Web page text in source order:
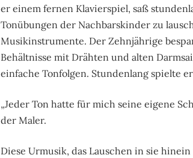
er einem fernen Klavierspiel, saß
Tonübungen der Nachbarskinder zu
Musikinstrumente. Der Zehnjährige
Behältnisse mit Drähten und alten
einfache Tonfolgen. Stundenlang spielte
„Jeder Ton hatte für mich seine eigene
der Maler.
Diese Urmusik, das Lauschen in sie